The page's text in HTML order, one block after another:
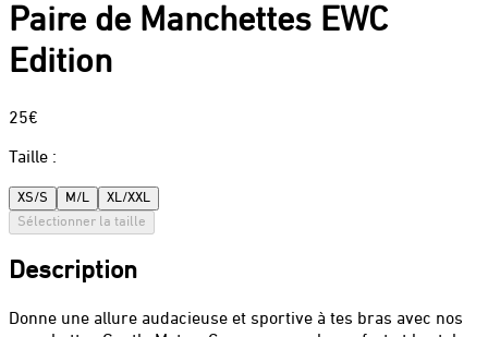
Paire de Manchettes EWC
Edition
25€
Taille :
XS/S M/L
XL/XXL
Sélectionner la taille
Description
Donne une allure audacieuse et sportive à tes bras avec nos